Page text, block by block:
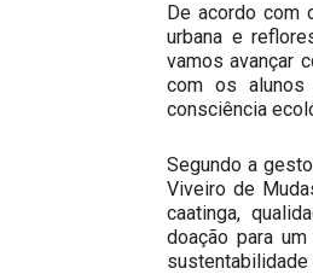
De acordo com
urbana e
vamos avançar
com os alunos
consciência
Segundo a
Viveiro de
caatinga,
doação para
sustentabilidade